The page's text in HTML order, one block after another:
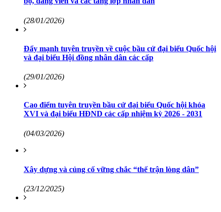
(28/01/2026)
Đẩy mạnh tuyên truyền về cuộc bầu cử đại biểu Quốc hội
và đại biểu Hội đồng nhân dân các cấp
(29/01/2026)
Cao điểm tuyên truyền bầu cử đại biểu Quốc hội khóa
XVI và đại biểu HĐND các cấp nhiệm kỳ 2026 - 2031
(04/03/2026)
Xây dựng và củng cố vững chắc “thế trận lòng dân”
(23/12/2025)